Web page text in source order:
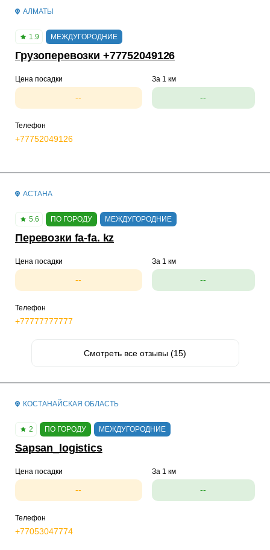
АЛМАТЫ
1.9 МЕЖДУГОРОДНИЕ
Грузоперевозки +77752049126
Цена посадки
--
За 1 км
--
Телефон
+77752049126
АСТАНА
5.6 ПО ГОРОДУ МЕЖДУГОРОДНИЕ
Перевозки fa-fa. kz
Цена посадки
--
За 1 км
--
Телефон
+77777777777
Смотреть все отзывы (15)
КОСТАНАЙСКАЯ ОБЛАСТЬ
2 ПО ГОРОДУ МЕЖДУГОРОДНИЕ
Sapsan_logistics
Цена посадки
--
За 1 км
--
Телефон
+77053047774